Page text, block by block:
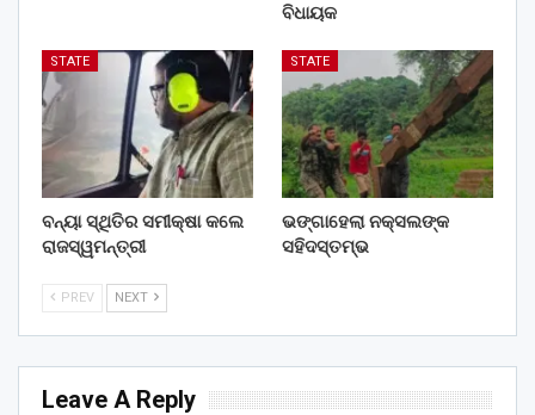
ବିଧାୟକ
STATE
ବନ୍ୟା ସ୍ଥିତିର ସମୀକ୍ଷା କଲେ
ରାଜସ୍ୱମନ୍ତ୍ରୀ
STATE
ଭଙ୍ଗାହେଲା ନକ୍ସଲଙ୍କ
ସହିଦସ୍ତମ୍ଭ
PREV NEXT
Leave A Reply